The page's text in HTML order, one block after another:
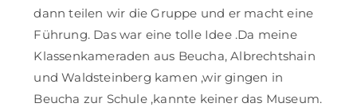
dann teilen wir die Gruppe und er macht eine
Führung. Das war eine tolle Idee .Da meine
Klassenkameraden aus Beucha, Albrechtshain
und Waldsteinberg kamen ,wir gingen in
Beucha zur Schule ,kannte keiner das Museum.